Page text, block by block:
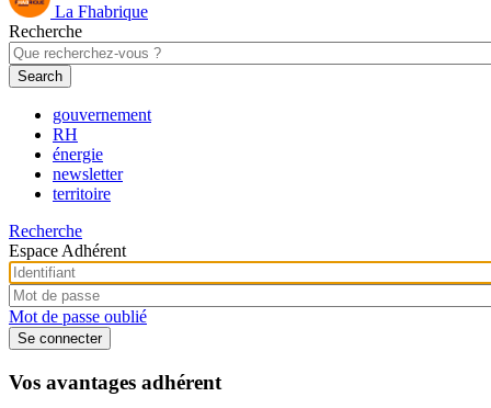
La Fhabrique
Recherche
gouvernement
RH
énergie
newsletter
territoire
Recherche
Espace Adhérent
Mot de passe oublié
Vos avantages adhérent